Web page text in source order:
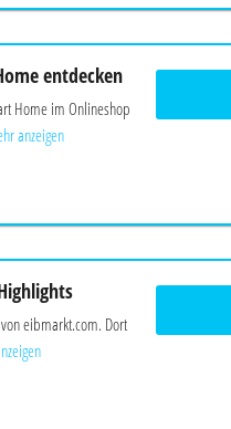
entdecken
Home im Onlineshop
anzeigen
eibmarkt.com. Dort